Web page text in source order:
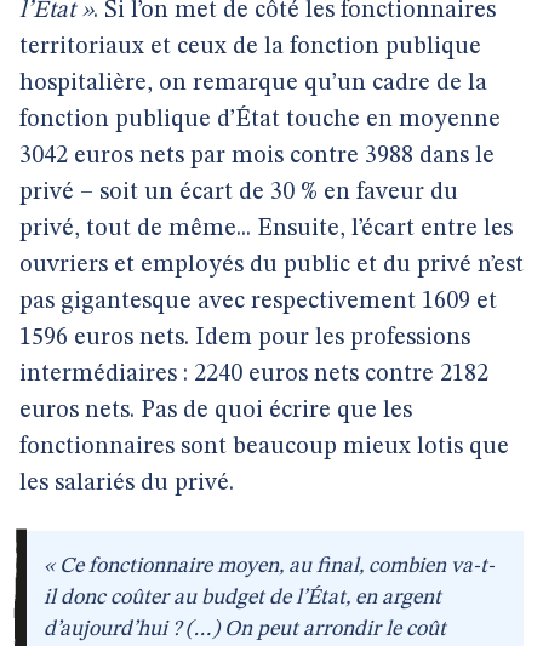
l’État ». Si l’on met de côté les fonctionnaires
territoriaux et ceux de la fonction publique
hospitalière, on remarque qu’un cadre de la
fonction publique d’État touche en moyenne
3042 euros nets par mois contre 3988 dans le
privé – soit un écart de 30 % en faveur du
privé, tout de même... Ensuite, l’écart entre les
ouvriers et employés du public et du privé n’est
pas gigantesque avec respectivement 1609 et
1596 euros nets. Idem pour les professions
intermédiaires : 2240 euros nets contre 2182
euros nets. Pas de quoi écrire que les
fonctionnaires sont beaucoup mieux lotis que
les salariés du privé.
« Ce fonctionnaire moyen, au final, combien va-t-
il donc coûter au budget de l’État, en argent
d’aujourd’hui ? (…) On peut arrondir le coût